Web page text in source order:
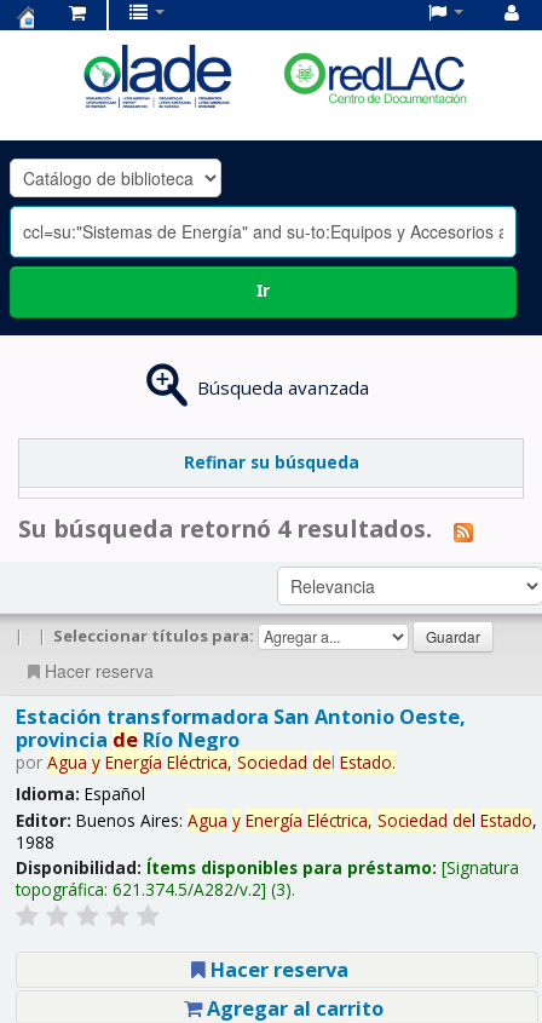
OLADE
-
Ir
Búsqueda avanzada
Refinar su búsqueda
Su búsqueda retornó 4 resultados.
| | Seleccionar títulos para:
Hacer reserva
Estación transformadora San Antonio Oeste,
provincia deRío Negro
por Agua y Energía Eléctrica, Sociedad del Estado.
Idioma: Español
Editor: Buenos Aires: Agua y Energía Eléctrica, Sociedad del Estado,
1988
Disponibilidad: Ítems disponibles para préstamo: Signatura
topográfica: 621.374.5/A282/v.2 (3).
Hacer reserva
Agregar al carrito